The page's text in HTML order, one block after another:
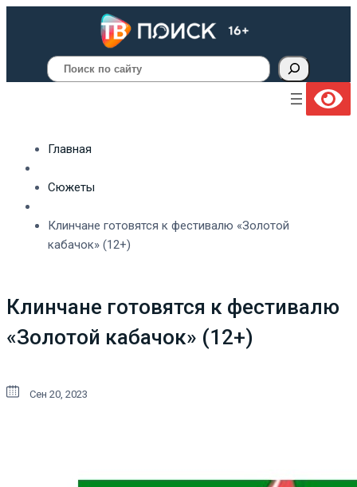
Поиск
Главная
Сюжеты
Клинчане готовятся к фестивалю «Золотой
кабачок» (12+)
Клинчане готовятся к фестивалю
«Золотой кабачок» (12+)
Сен 20, 2023